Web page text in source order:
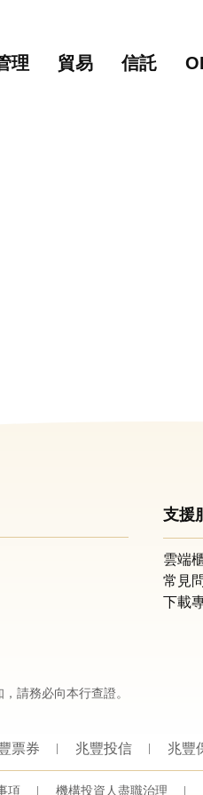
理 貿易 信託
請務必向本行查證。
支援
雲端
常見
下載
票券 兆豐投信 兆豐
項 機構投資人盡職治理